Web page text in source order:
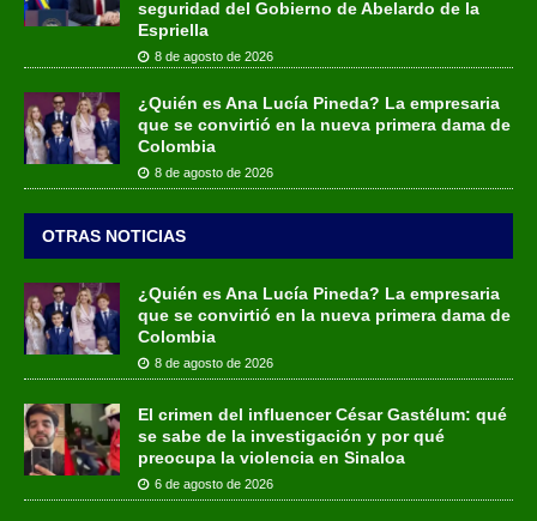
seguridad del Gobierno de Abelardo de la
Espriella
8 de agosto de 2026
¿Quién es Ana Lucía Pineda? La empresaria
que se convirtió en la nueva primera dama de
Colombia
8 de agosto de 2026
OTRAS NOTICIAS
¿Quién es Ana Lucía Pineda? La empresaria
que se convirtió en la nueva primera dama de
Colombia
8 de agosto de 2026
El crimen del influencer César Gastélum: qué
se sabe de la investigación y por qué
preocupa la violencia en Sinaloa
6 de agosto de 2026